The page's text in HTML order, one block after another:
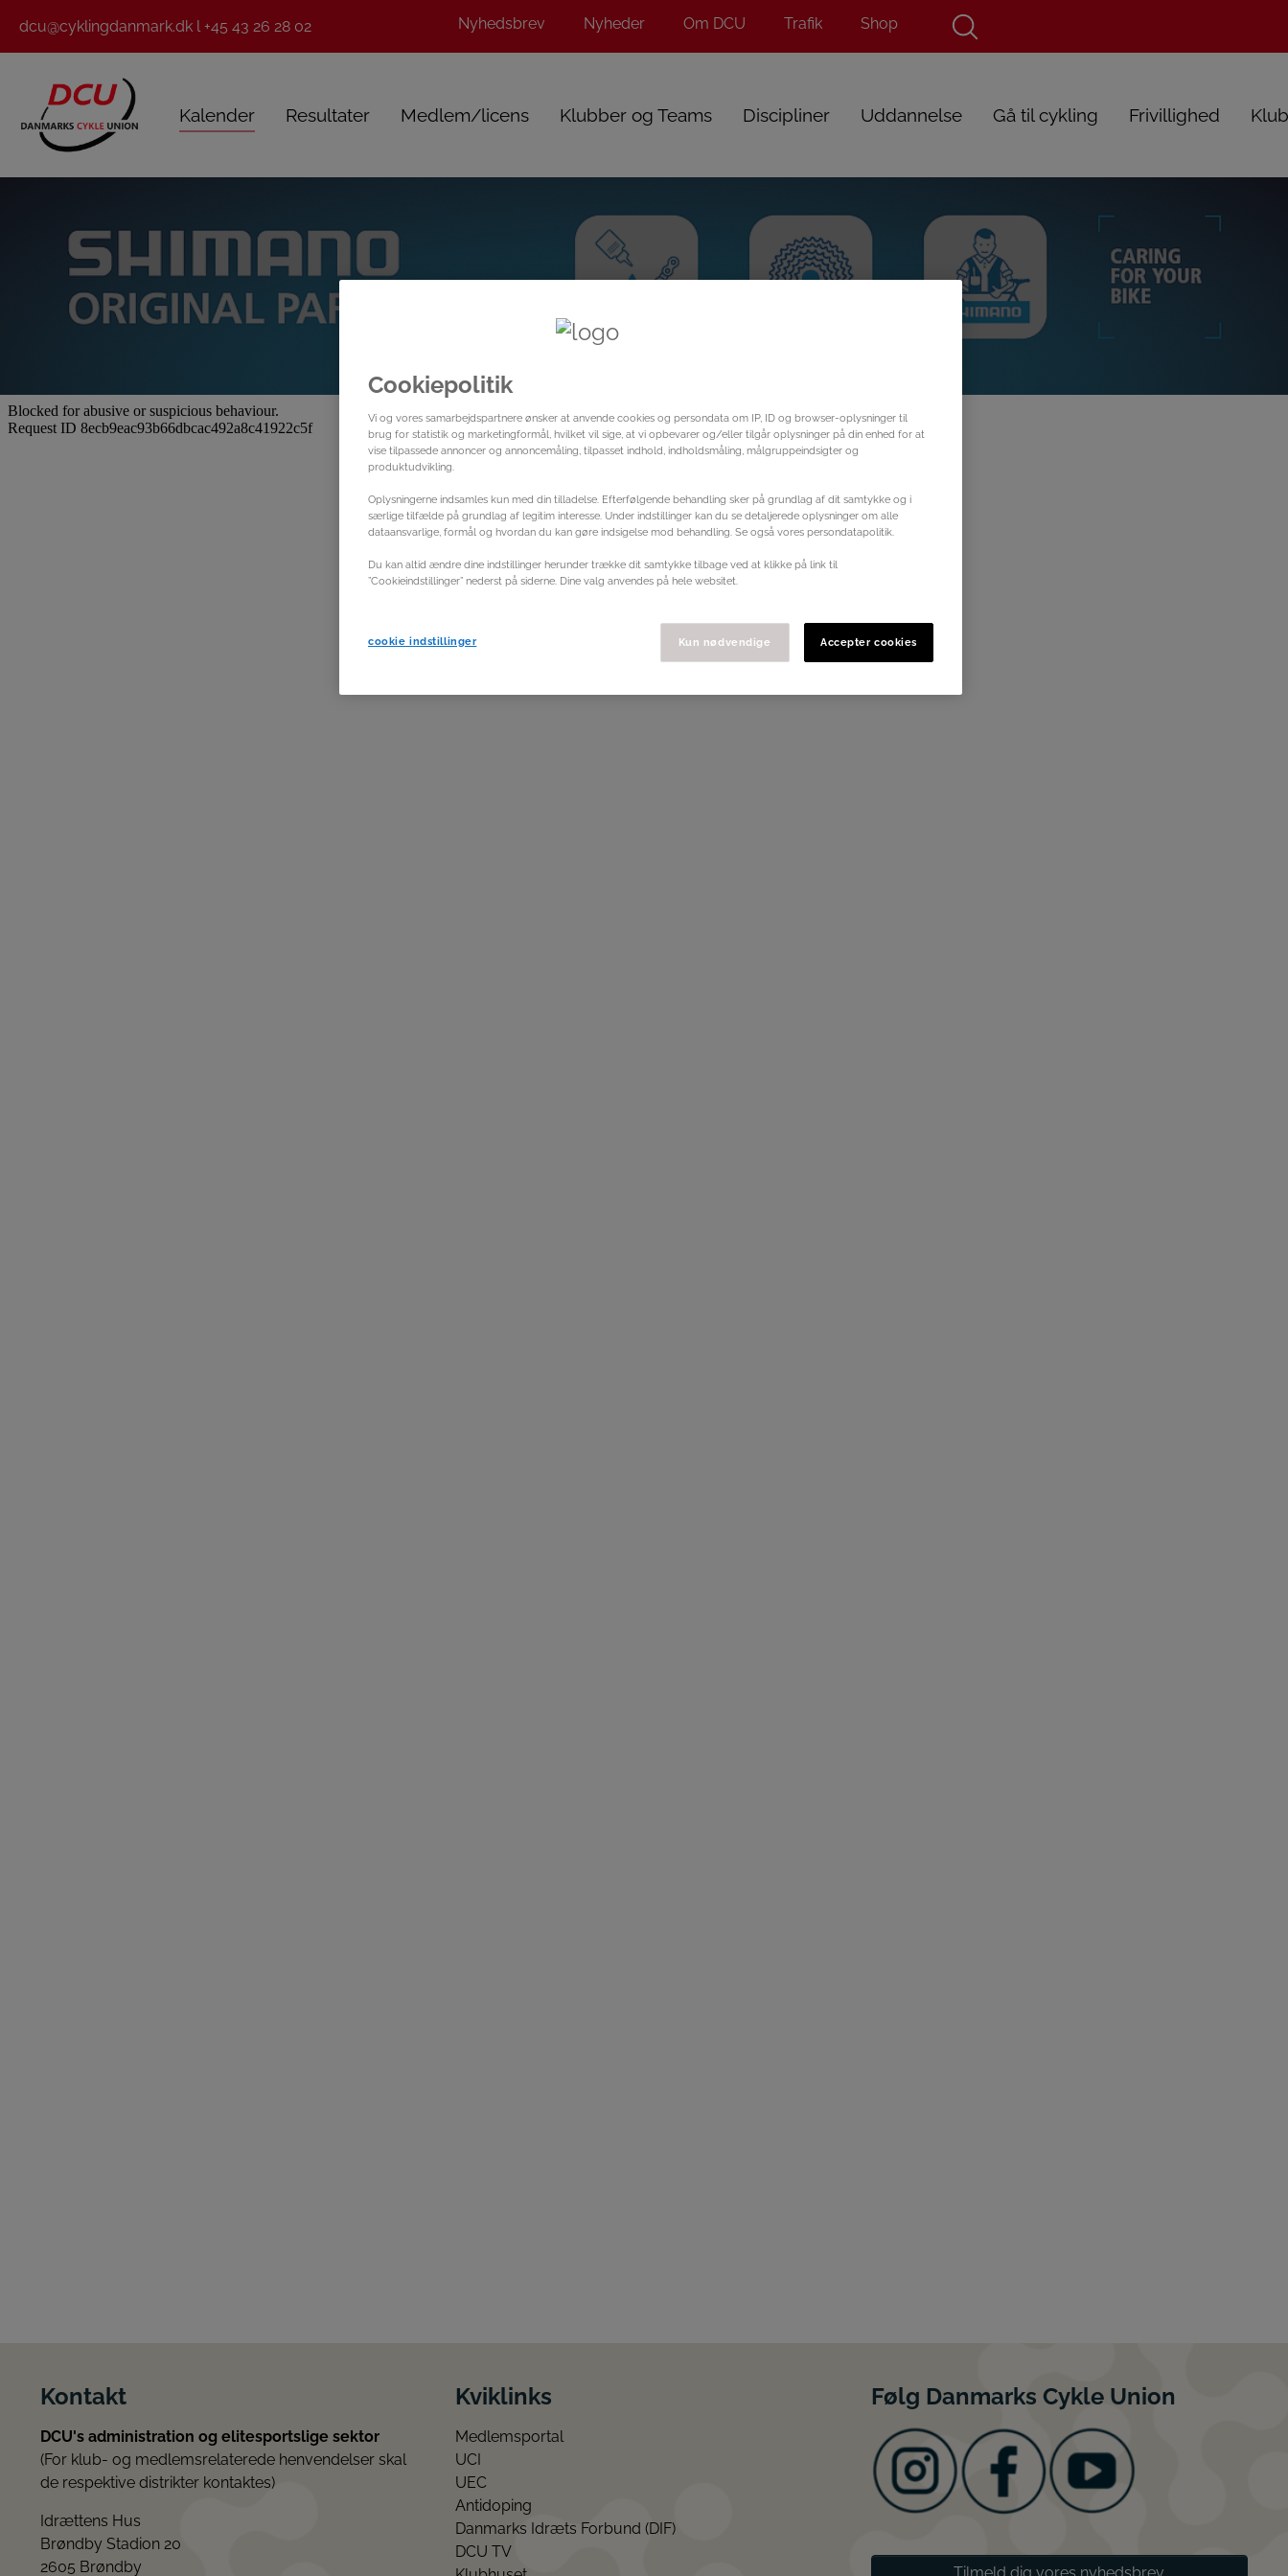
dcu@cyklingdanmark.dk l +45 43 26 28 02 Nyhedsbrev Nyheder Om DCU Trafik Shop
Kalender Resultater Medlem/licens Klubber og Teams Discipliner Uddannelse Gå til cykling Frivillighed
Kontakt
DCU's administration og elitesportslige sektor
(For klub- og medlemsrelaterede henvendelser skal
de respektive distrikter kontaktes)
Idrættens Hus
Brøndby Stadion 20
2605 Brøndby
Kviklinks
Medlemsportal
UCI
UEC
Antidoping
Danmarks Idræts Forbund (DIF)
DCU TV
Følg Danmarks Cykle Union
Cookiepolitik
Vi og vores samarbejdspartnere ønsker at anvende cookies og persondata om IP, ID og browser-oplysninger til
brug for statistik og marketingformål, hvilket vil sige, at vi opbevarer og/eller tilgår oplysninger på din enhed for at
vise tilpassede annoncer og annoncemåling, tilpasset indhold, indholdsmåling, målgruppeindsigter og
produktudvikling.
Oplysningerne indsamles kun med din tilladelse. Efterfølgende behandling sker på grundlag af dit samtykke og i
særlige tilfælde på grundlag af legitim interesse. Under indstillinger kan du se detaljerede oplysninger om alle
dataansvarlige, formål og hvordan du kan gøre indsigelse mod behandling. Se også vores persondatapolitik.
Du kan altid ændre dine indstillinger herunder trække dit samtykke tilbage ved at klikke på link til
”Cookieindstillinger” nederst på siderne. Dine valg anvendes på hele websitet.
Kun nødvendige Accepter cookies
cookie indstillinger